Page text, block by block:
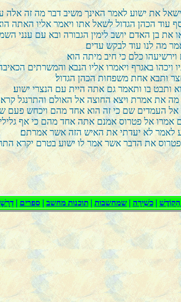
את ישוע לאמר האינך משיב דבר מה זה אלה
עוד הכהן הגדול לשאל אתו ויאמר אליו האתה
את בן האדם יושב לימין הגבורה ובא עם ענני
מה לנו עוד לבקש עדים׃
כלם כי חיב מיתה הוא׃
ויכהו באגרף ויאמרו אליו הנבא והמשרתים
ותבא אחת משפחות הכהן הגדול׃
בו ותאמר גם אתה היית עם הנצרי ישוע׃
את אמרת ויצא החוצה אל האולם והתרנגל קרא׃
העמדים שם כי זה הוא אחד מהם ויכחש פעם
אל פטרוס אמנם אתה אחד מהם כי אף גלילי
לאמר לא יעדתי את האיש הזה אשר אמרתם׃
פטרוס את הדבר אשר אמר לו ישוע בטרם יקרא